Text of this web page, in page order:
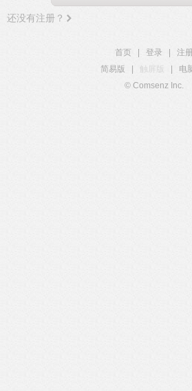
还没有注册？
首页 登录
注
简易版
触屏版 电
© Comsenz Inc.